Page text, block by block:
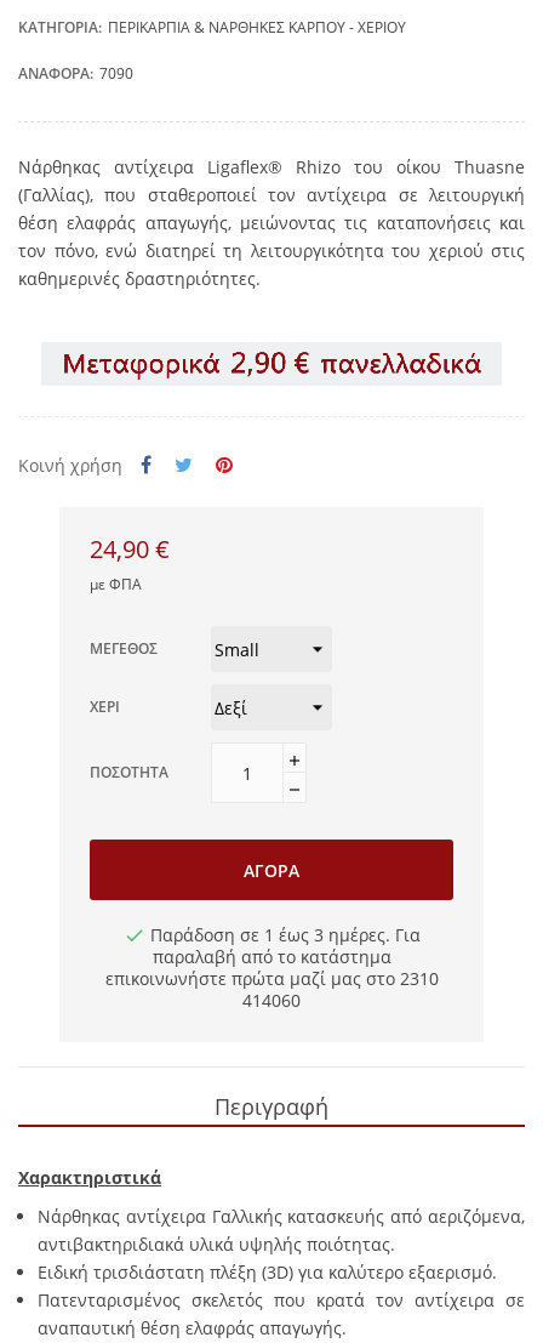
ΚΑΤΗΓΟΡΊΑ: ΠΕΡΙΚΆΡΠΙΑ & ΝΆΡΘΗΚΕΣ ΚΑΡΠΟΎ - ΧΕΡΙΟΎ
ΑΝΑΦΟΡΆ: 7090
Νάρθηκας αντίχειρα Ligaflex® Rhizo του οίκου Thuasne
(Γαλλίας), που σταθεροποιεί τον αντίχειρα σε λειτουργική
θέση ελαφράς απαγωγής, μειώνοντας τις καταπονήσεις και
τον πόνο, ενώ διατηρεί τη λειτουργικότητα του χεριού στις
καθημερινές δραστηριότητες.
Κοινή χρήση
24,90 €
με ΦΠΑ
ΜΈΓΕΘΟΣ
ΧΈΡΙ
ΠΟΣΌΤΗΤΑ
ΑΓΟΡΆ
Παράδοση σε 1 έως 3 ημέρες. Για
παραλαβή από το κατάστημα
επικοινωνήστε πρώτα μαζί μας στο 2310
414060
Περιγραφή
Χαρακτηριστικά
Νάρθηκας αντίχειρα Γαλλικής κατασκευής από αεριζόμενα,
αντιβακτηριδιακά υλικά υψηλής ποιότητας.
Ειδική τρισδιάστατη πλέξη (3D) για καλύτερο εξαερισμό.
Πατενταρισμένος σκελετός που κρατά τον αντίχειρα σε
αναπαυτική θέση ελαφράς απαγωγής.